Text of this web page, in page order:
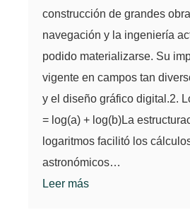
construcción de grandes
navegación y la ingeniería
podido materializarse. Su
vigente en campos tan
y el diseño gráfico digital.2.
= log(a) + log(b)La
logaritmos facilitó los
astronómicos…
Leer más